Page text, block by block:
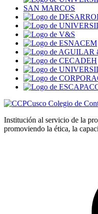
Colegio de
Institución al servicio de la
promoviendo la ética, la